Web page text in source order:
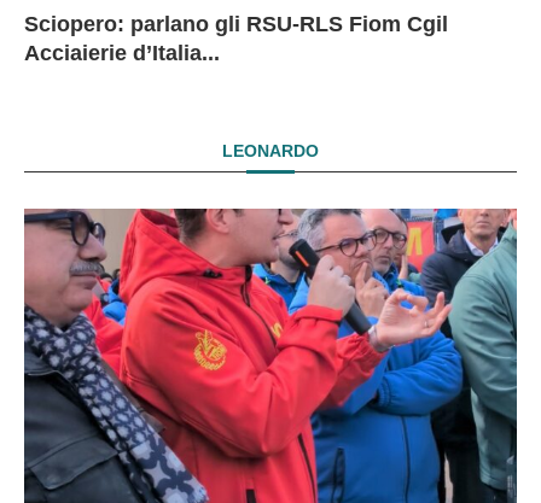
Sciopero: parlano gli RSU-RLS Fiom Cgil
Acciaierie d’Italia...
LEONARDO